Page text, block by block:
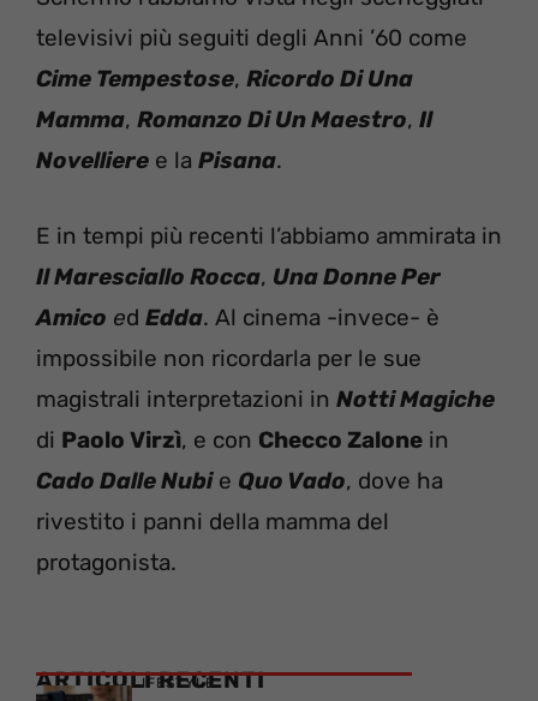
televisivi più seguiti degli Anni ’60 come
Cime Tempestose, Ricordo Di Una
Mamma, Romanzo Di Un Maestro, Il
Novelliere e la Pisana.
E in tempi più recenti l’abbiamo ammirata in
Il Maresciallo Rocca, Una Donne Per
Amico ed Edda. Al cinema -invece- è
impossibile non ricordarla per le sue
magistrali interpretazioni in Notti Magiche
di Paolo Virzì, e con Checco Zalone in
Cado Dalle Nubie Quo Vado, dove ha
rivestito i panni della mamma del
protagonista.
ARTICOLI RECENTI
LIFESTYLE